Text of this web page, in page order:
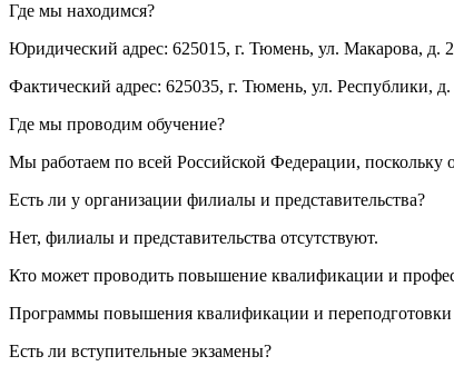
Где мы находимся?
Юридический адрес: 625015, г. Тюмень, ул. Макарова, д.
Фактический адрес: 625035, г. Тюмень, ул. Республики,
Где мы проводим обучение?
Мы работаем по всей Российской Федерации, поскольку
Есть ли у организации филиалы и представительства?
Нет, филиалы и представительства отсутствуют.
Кто может проводить повышение квалификации и
Программы повышения квалификации и
Есть ли вступительные экзамены?